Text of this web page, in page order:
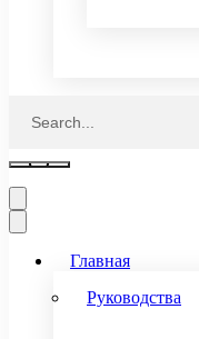
Главная
Руководства